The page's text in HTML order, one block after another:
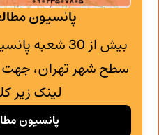
پانسیون
بیش از 30
سطح شهر تهران، جهت
لینک زیر
پانسیون